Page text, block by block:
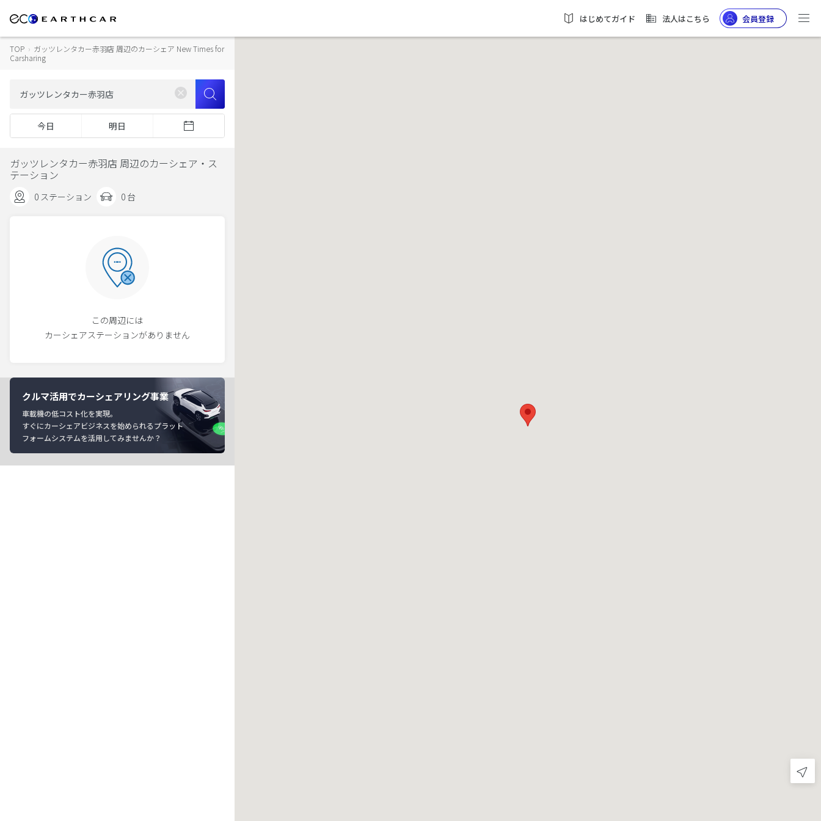
はじめてガイド 法人はこちら 会員登録
TOP › ガッツレンタカー赤羽店 周辺のカーシェア New Times for
Carsharing
今日 明日
ガッツレンタカー赤羽店 周辺のカーシェア・ス
テーション
0 ステーション 0 台
この周辺には
カーシェアステーションがありません
クルマ活用でカーシェアリング事業
車載機の低コスト化を実現。
すぐにカーシェアビジネスを始められるプラット
フォームシステムを活用してみませんか？